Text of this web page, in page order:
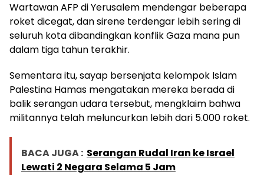
Wartawan AFP di Yerusalem mendengar beberapa
roket dicegat, dan sirene terdengar lebih sering di
seluruh kota dibandingkan konflik Gaza mana pun
dalam tiga tahun terakhir.
Sementara itu, sayap bersenjata kelompok Islam
Palestina Hamas mengatakan mereka berada di
balik serangan udara tersebut, mengklaim bahwa
militannya telah meluncurkan lebih dari 5.000 roket.
BACA JUGA : Serangan Rudal Iran ke Israel
Lewati 2 Negara Selama 5 Jam